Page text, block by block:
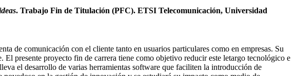
. Trabajo Fin de Titulación (PFC). ETSI Telecomunicación, Universidad
de comunicación con el cliente tanto en usuarios particulares como en empresas. Su
presente proyecto fin de carrera tiene como objetivo reducir este letargo tecnológico e
el desarrollo de varias herramientas software que faciliten la introducción de